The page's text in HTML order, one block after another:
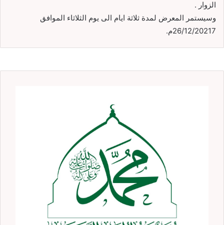
الزوار .
وسيستمر المعرض لمدة ثلاثة ايام الى يوم الثلاثاء الموافق
26/12/20217م.